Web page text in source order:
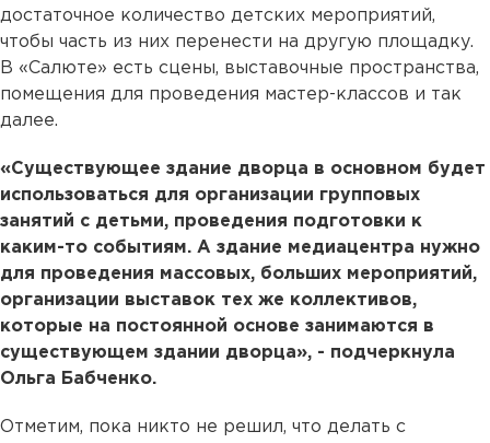
достаточное количество детских мероприятий,
чтобы часть из них перенести на другую площадку.
В «Салюте» есть сцены, выставочные пространства,
помещения для проведения мастер-классов и так
далее.
«Существующее здание дворца в основном будет
использоваться для организации групповых
занятий с детьми, проведения подготовки к
каким-то событиям. А здание медиацентра нужно
для проведения массовых, больших мероприятий,
организации выставок тех же коллективов,
которые на постоянной основе занимаются в
существующем здании дворца», - подчеркнула
Ольга Бабченко.
Отметим, пока никто не решил, что делать с